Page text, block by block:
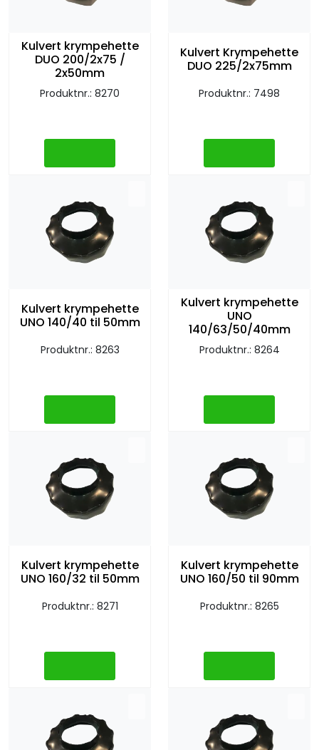
Kulvert krympehette
DUO 200/2x75 /
2x50mm
Produktnr.: 8270
Kulvert Krympehette
DUO 225/2x75mm
Produktnr.: 7498
Kulvert krympehette
UNO 140/40 til 50mm
Produktnr.: 8263
Kulvert krympehette
UNO
140/63/50/40mm
Produktnr.: 8264
Kulvert krympehette
UNO 160/32 til 50mm
Produktnr.: 8271
Kulvert krympehette
UNO 160/50 til 90mm
Produktnr.: 8265